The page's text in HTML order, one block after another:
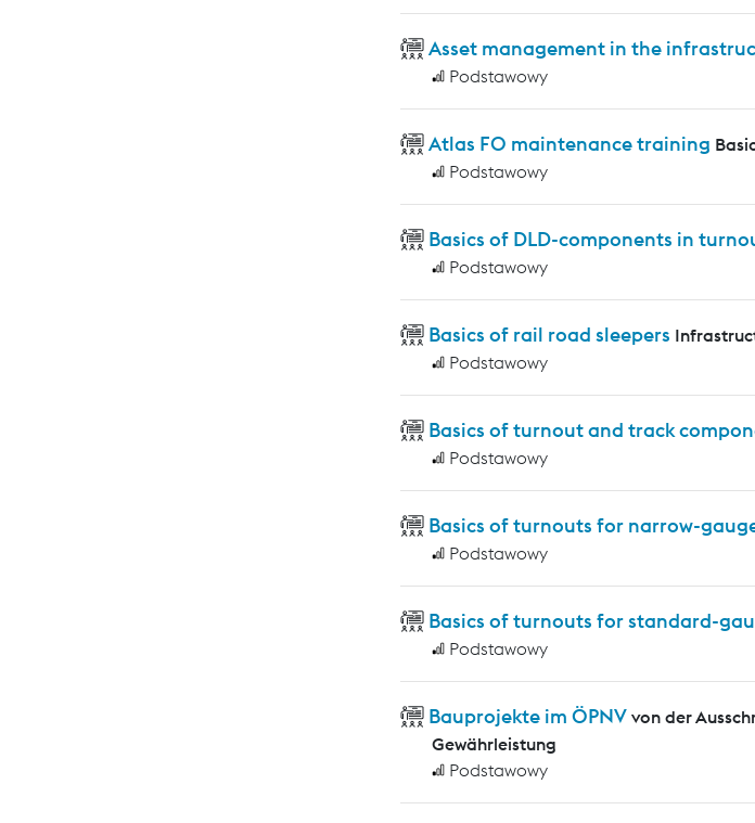
Asset management in the
Podstawowy
Atlas FO maintenance training
Podstawowy
Basics of DLD-components in
Podstawowy
Basics of rail road sleepers
Podstawowy
Basics of turnout and track
Podstawowy
Basics of turnouts for narrow-
Podstawowy
Basics of turnouts for standard-
Podstawowy
Bauprojekte im ÖPNV von der
Gewährleistung
Podstawowy